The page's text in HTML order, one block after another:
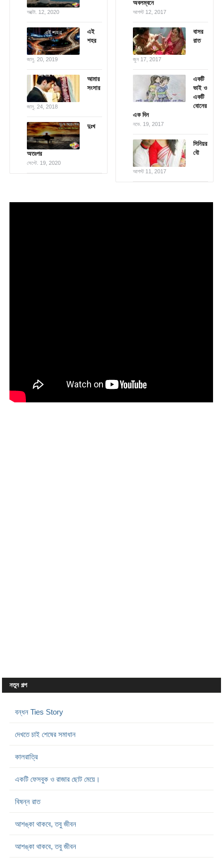
অক্টো. 12, 2020
এই
শহর
জানু. 20, 2019
আমার
সংসার
জানু. 24, 2018
দুঃখ
অতঃপর
সেপ্টে. 19, 2020
অবলম্বনে
আগস্ট 12, 2017
বাসর
রাত
জুন 17, 2017
একটি
ভাই ও
একটি
বোনের
এক দিন
নভে. 19, 2017
সিনিয়র
বৌ
আগস্ট 11, 2017
নতুন গল্প
বন্ধন Ties Story
দেখতে চাই শেষের সমাধান
কালরাত্রি
একটি ফেসবুক ও রাজার ছোট মেয়ে।
বিষন্ন রাত
আশঙ্কা থাকবে, তবু জীবন
আশঙ্কা থাকবে, তবু জীবন